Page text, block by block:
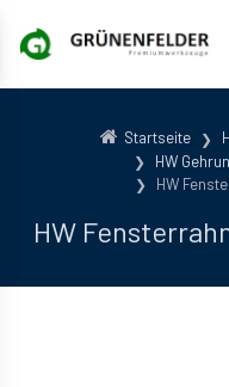
Startseite
HW
HW
HW